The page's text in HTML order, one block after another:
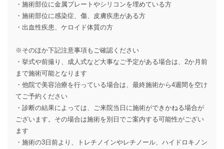
・施術部位に金属プレートやシリコンを埋めている方
・施術部位に感染症、傷、皮膚疾患がある方
・出血性疾患、ケロイド体質の方
※そのほか下記注意事項もご確認ください
・挙式や前撮り、成人式など大事なご予定がある場合は、2か月前
まで施術可能となります
・他院で美容治療を行っている場合は、最終施術から4週間を空け
てご予約ください
・診断の結果によっては、ご来院当日に施術ができかねる場合が
ございます。その場合は施術を別日でご案内する可能性がござい
ます
・施術の3日前より、トレチノインやレチノール、ハイドロキノン